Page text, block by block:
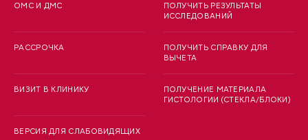
ОМС И ДМС
РАССРОЧКА
ВИЗИТ В КЛИНИКУ
ВЕРСИЯ ДЛЯ СЛАБОВИДЯЩИХ
ПОЛУЧИТЬ РЕЗУЛЬТАТЫ
ИССЛЕДОВАНИЙ
ПОЛУЧИТЬ СПРАВКУ ДЛЯ
ВЫЧЕТА
ПОЛУЧЕНИЕ МАТЕРИАЛА
ГИСТОЛОГИИ (СТЕКЛА/БЛОКИ)